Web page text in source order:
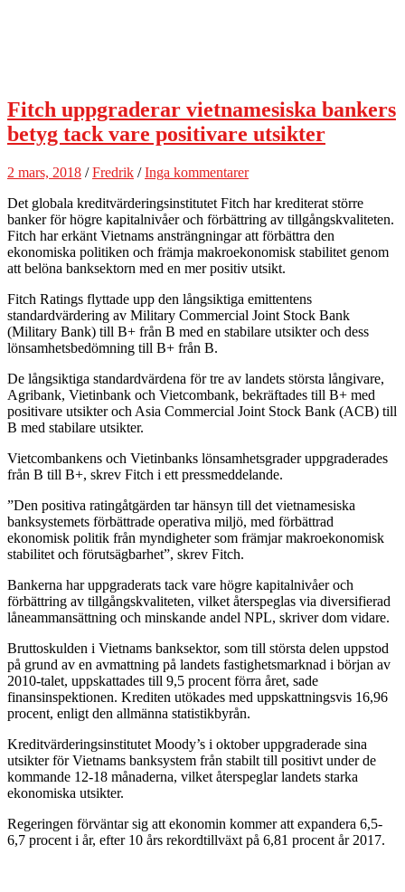
Fitch uppgraderar vietnamesiska bankers
betyg tack vare positivare utsikter
2 mars, 2018 /Fredrik /Inga kommentarer
Det globala kreditvärderingsinstitutet Fitch har krediterat större
banker för högre kapitalnivåer och förbättring av tillgångskvaliteten.
Fitch har erkänt Vietnams ansträngningar att förbättra den
ekonomiska politiken och främja makroekonomisk stabilitet genom
att belöna banksektorn med en mer positiv utsikt.
Fitch Ratings flyttade upp den långsiktiga emittentens
standardvärdering av Military Commercial Joint Stock Bank
(Military Bank) till B+ från B med en stabilare utsikter och dess
lönsamhetsbedömning till B+ från B.
De långsiktiga standardvärdena för tre av landets största långivare,
Agribank, Vietinbank och Vietcombank, bekräftades till B+ med
positivare utsikter och Asia Commercial Joint Stock Bank (ACB) till
B med stabilare utsikter.
Vietcombankens och Vietinbanks lönsamhetsgrader uppgraderades
från B till B+, skrev Fitch i ett pressmeddelande.
”Den positiva ratingåtgärden tar hänsyn till det vietnamesiska
banksystemets förbättrade operativa miljö, med förbättrad
ekonomisk politik från myndigheter som främjar makroekonomisk
stabilitet och förutsägbarhet”, skrev Fitch.
Bankerna har uppgraderats tack vare högre kapitalnivåer och
förbättring av tillgångskvaliteten, vilket återspeglas via diversifierad
låneammansättning och minskande andel NPL, skriver dom vidare.
Bruttoskulden i Vietnams banksektor, som till största delen uppstod
på grund av en avmattning på landets fastighetsmarknad i början av
2010-talet, uppskattades till 9,5 procent förra året, sade
finansinspektionen. Krediten utökades med uppskattningsvis 16,96
procent, enligt den allmänna statistikbyrån.
Kreditvärderingsinstitutet Moody’s i oktober uppgraderade sina
utsikter för Vietnams banksystem från stabilt till positivt under de
kommande 12-18 månaderna, vilket återspeglar landets starka
ekonomiska utsikter.
Regeringen förväntar sig att ekonomin kommer att expandera 6,5-
6,7 procent i år, efter 10 års rekordtillväxt på 6,81 procent år 2017.